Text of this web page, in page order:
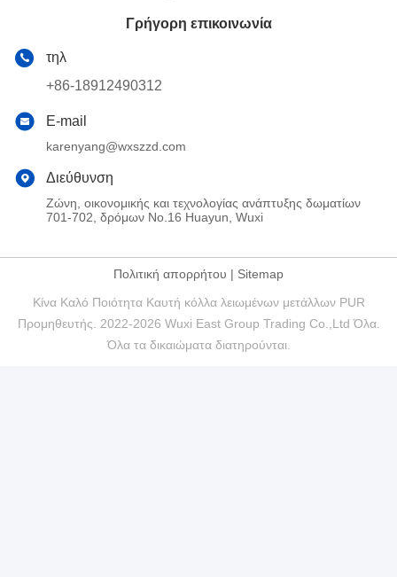
Γρήγορη επικοινωνία
τηλ
+86-18912490312
E-mail
karenyang@wxszzd.com
Διεύθυνση
Ζώνη, οικονομικής και τεχνολογίας ανάπτυξης δωματίων
701-702, δρόμων No.16 Huayun, Wuxi
Πολιτική απορρήτου | Sitemap
Κίνα Καλό Ποιότητα Καυτή κόλλα λειωμένων μετάλλων PUR
Προμηθευτής. 2022-2026 Wuxi East Group Trading Co.,Ltd Όλα.
Όλα τα δικαιώματα διατηρούνται.